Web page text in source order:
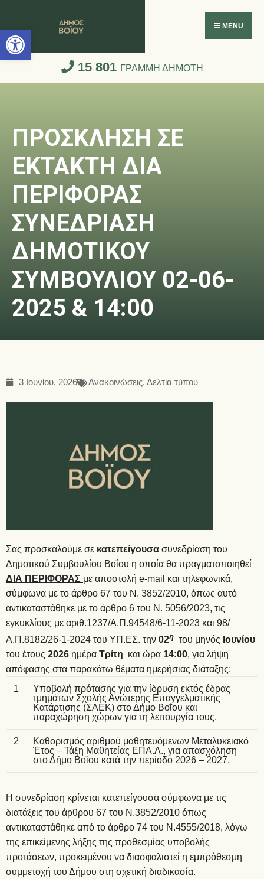
Ανοίξτε τη γραμμή εργαλείων
MENU
15 801 ΓΡΑΜΜΗ ΔΗΜΟΤΗ
ΠΡΟΣΚΛΗΣΗ ΣΕ
ΕΚΤΑΚΤΗ ΔΙΑ
ΠΕΡΙΦΟΡΑΣ
ΣΥΝΕΔΡΙΑΣΗ
ΔΗΜΟΤΙΚΟΥ
ΣΥΜΒΟΥΛΙΟΥ 02-06-
2025 & 14:00
3 Ιουνίου, 2026 Ανακοινώσεις,Δελτία τύπου
Σας προσκαλούμε σε κατεπείγουσασυνεδρίαση του
Δημοτικού Συμβουλίου Βοΐου η οποία θα πραγματοποιηθεί
ΔΙΑ ΠΕΡΙΦΟΡΑΣ με αποστολή e-mail και τηλεφωνικά,
σύμφωνα με το άρθρο 67 του Ν. 3852/2010, όπως αυτό
αντικαταστάθηκε με το άρθρο 6 του Ν. 5056/2023, τις
εγκυκλίους με αριθ.1237/Α.Π.94548/6-11-2023 και 98/
Α.Π.8182/26-1-2024 του ΥΠ.ΕΣ. την02η του μηνός Ιουνίου
του έτους 2026 ημέραΤρίτη και ώρα 14:00, για λήψη
απόφασης στα παρακάτω θέματα ημερήσιας διάταξης:
1
Υποβολή πρότασης για την ίδρυση εκτός έδρας
τμημάτων Σχολής Ανώτερης Επαγγελματικής
Κατάρτισης (ΣΑΕΚ) στο Δήμο Βοΐου και
παραχώρηση χώρων για τη λειτουργία τους.
2
Καθορισμός αριθμού μαθητευόμενων Μεταλυκειακό
Έτος – Τάξη Μαθητείας ΕΠΑ.Λ., για απασχόληση
στο Δήμο Βοΐου κατά την περίοδο 2026 – 2027.
Η συνεδρίαση κρίνεται κατεπείγουσα σύμφωνα με τις
διατάξεις του άρθρου 67 του Ν.3852/2010 όπως
αντικαταστάθηκε από το άρθρο 74 του Ν.4555/2018, λόγω
της επικείμενης λήξης της προθεσμίας υποβολής
προτάσεων, προκειμένου να διασφαλιστεί η εμπρόθεσμη
συμμετοχή του Δήμου στη σχετική διαδικασία.